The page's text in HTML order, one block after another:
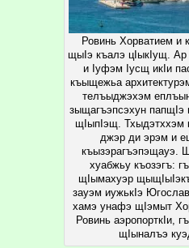
Ровинь Хорватием и
щыIэ къалэ цIыкIущ. Ар
и Iуфэм Iусщ икIи
къыщежьа
телъыджэхэм
зыщагъэпсэхун папщIэ
щIыпIэщ. Тхыдэтххэм
джэр ди эрэм и
къызэрагъэпэщауэ.
хуабжьу къозэгъ:
щIымахуэр
зауэм иужькIэ
хамэ унафэ щIэмыт
Ровинь аэропорткIи,
щIыналъэ